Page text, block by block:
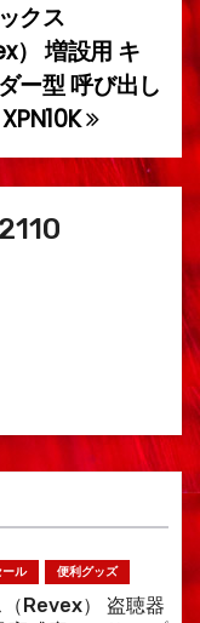
クス
） 増設用 キ
ー型 呼び出し
ル 便利グッズ
（Revex） 盗聴器